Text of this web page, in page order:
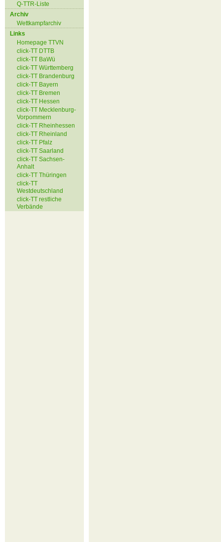
Q-TTR-Liste
Archiv
Wettkampfarchiv
Links
Homepage TTVN
click-TT DTTB
click-TT BaWü
click-TT Württemberg
click-TT Brandenburg
click-TT Bayern
click-TT Bremen
click-TT Hessen
click-TT Mecklenburg-
Vorpommern
click-TT Rheinhessen
click-TT Rheinland
click-TT Pfalz
click-TT Saarland
click-TT Sachsen-
Anhalt
click-TT Thüringen
click-TT
Westdeutschland
click-TT restliche
Verbände